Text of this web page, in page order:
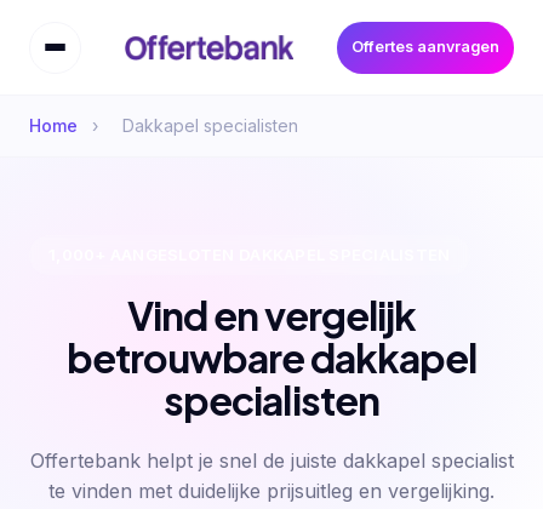
Offertes aanvragen
Home › Dakkapel specialisten
Vind en vergelijk
betrouwbare dakkapel
specialisten
Offertebank helpt je snel de juiste dakkapel specialist
te vinden met duidelijke prijsuitleg en vergelijking.